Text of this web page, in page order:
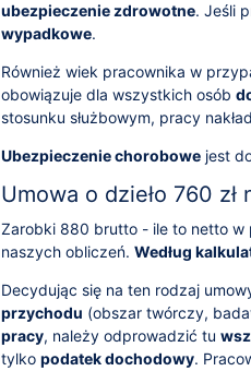
ubezpieczenie zdrowotne. Jeśli
wypadkowe.
Również wiek pracownika w
obowiązuje dla wszystkich osób
stosunku służbowym, pracy
Ubezpieczenie chorobowe jest
Umowa o dzieło 760
Zarobki 880 brutto - ile to netto w
naszych obliczeń. Według
Decydując się na ten rodzaj
przychodu (obszar twórczy,
pracy, należy odprowadzić tu
tylko podatek dochodowy.